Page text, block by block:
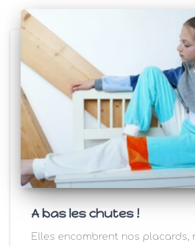
A bas les chutes !
Elles encombrent nos placards,